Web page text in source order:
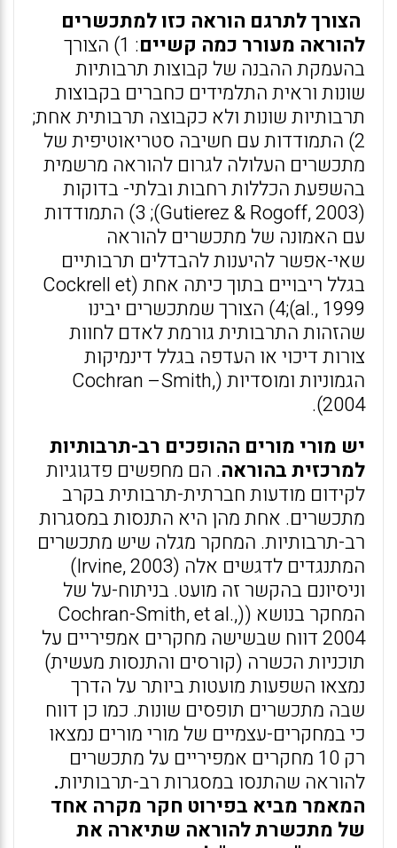
הצורך לתרגם הוראה כזו למתכשרים
להוראה מעורר כמה קשיים
: 1) הצורך
בהעמקת ההבנה של קבוצות תרבותיות
שונות וראית התלמידים כחברים בקבוצות
תרבותיות שונות ולא כקבוצה תרבותית אחת;
2) התמודדות עם חשיבה סטריאוטיפית של
מתכשרים העלולה לגרום להוראה מרשמית
בהשפעת הכללות רחבות ובלתי- בדוקות
(Gutierez & Rogoff, 2003); 3) התמודדות
עם האמונה של מתכשרים להוראה
שאי-אפשר להיענות להבדלים תרבותיים
בגלל ריבויים בתוך כיתה אחת (Cockrell et
al., 1999);4) הצורך שמתכשרים יבינו
שהזהות התרבותית גורמת לאדם לחוות
צורות דיכוי או העדפה בגלל דינמיקות
הגמוניות ומוסדיות (Cochran –Smith,
2004).
יש מורי מורים ההופכים רב-תרבותיות
למרכזית בהוראה. הם מחפשים פדגוגיות
לקידום מודעות חברתית-תרבותית בקרב
מתכשרים. אחת מהן היא התנסות במסגרות
רב-תרבותיות. המחקר מגלה שיש מתכשרים
המתנגדים לדגשים אלה (Irvine, 2003)
וניסיונם בהקשר זה מועט. בניתוח-על של
המחקר בנושא ((Cochran-Smith, et al.,
2004 דווח שבשישה מחקרים אמפיריים על
תוכניות הכשרה (קורסים והתנסות מעשית)
נמצאו השפעות מועטות ביותר על הדרך
שבה מתכשרים תופסים שונות. כמו כן דווח
כי במחקרים-עצמיים של מורי מורים נמצאו
רק 10 מחקרים אמפיריים על מתכשרים
להוראה שהתנסו במסגרות רב-תרבותיות.
המאמר מביא בפירוט חקר מקרה אחד
של מתכשרת להוראה שתיארה את